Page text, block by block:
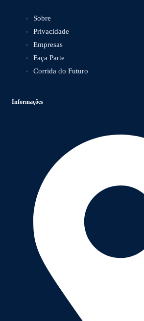
Sobre
Privacidade
Empresas
Faça Parte
Corrida do Futuro
Informações